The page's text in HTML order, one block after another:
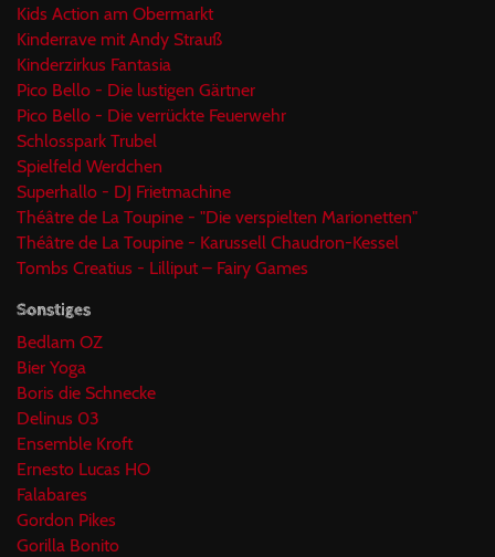
Kids Action am Obermarkt
Kinderrave mit Andy Strauß
Kinderzirkus Fantasia
Pico Bello - Die lustigen Gärtner
Pico Bello - Die verrückte Feuerwehr
Schlosspark Trubel
Spielfeld Werdchen
Superhallo - DJ Frietmachine
Théâtre de La Toupine - "Die verspielten Marionetten"
Théâtre de La Toupine - Karussell Chaudron-Kessel
Tombs Creatius - Lilliput – Fairy Games
Sonstiges
Bedlam OZ
Bier Yoga
Boris die Schnecke
Delinus 03
Ensemble Kroft
Ernesto Lucas HO
Falabares
Gordon Pikes
Gorilla Bonito